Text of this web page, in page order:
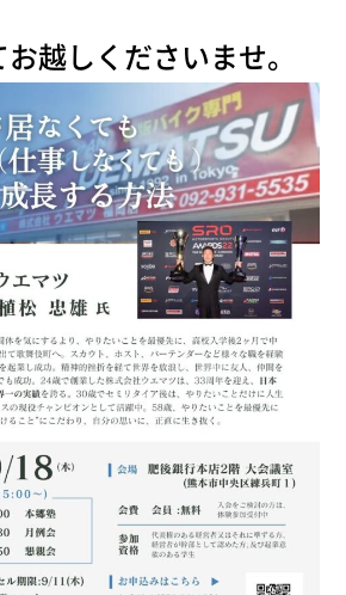
越しくださいませ。